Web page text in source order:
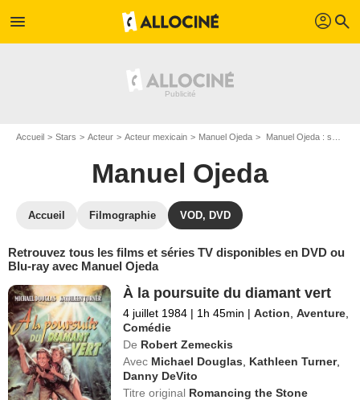
menu profil search
Accueil Stars Acteur Acteur mexicain Manuel Ojeda Manuel Ojeda : ses Blu-Ray, DVD, VOD, SVOD
Manuel Ojeda
Accueil Filmographie VOD, DVD
Retrouvez tous les films et séries TV disponibles en DVD ou
Blu-ray avec Manuel Ojeda
À la poursuite du diamant vert
4 juillet 1984 | 1h 45min | Action ,Aventure
Comédie
De Robert Zemeckis
Avec Michael Douglas Kathleen Turner,
Danny DeVito
Titre original Romancing the Stone